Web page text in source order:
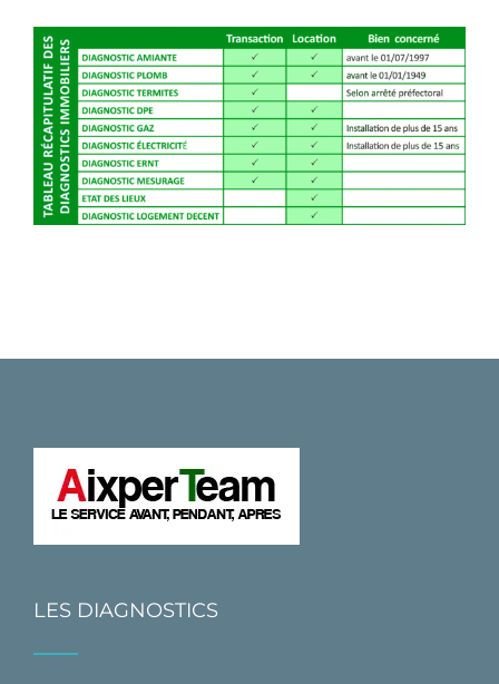
LES DIAGNOSTICS